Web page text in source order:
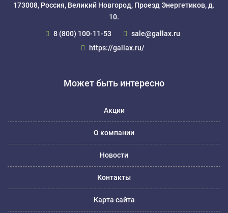
173008, Россия, Великий Новгород, Проезд Энергетиков, д.
10.
8 (800) 100-11-53
sale@gallax.ru
https://gallax.ru/
Может быть интересно
Акции
О компании
Новости
Контакты
Карта сайта